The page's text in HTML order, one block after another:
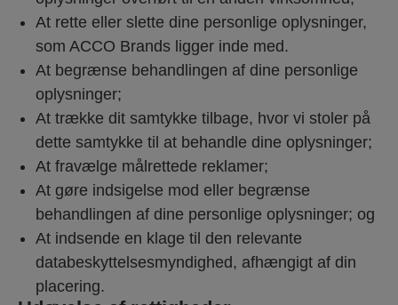
At rette eller slette dine personlige oplysninger,
som ACCO Brands ligger inde med.
At begrænse behandlingen af dine personlige
oplysninger;
At trække dit samtykke tilbage, hvor vi stoler på
dette samtykke til at behandle dine oplysninger;
At fravælge målrettede reklamer;
At gøre indsigelse mod eller begrænse
behandlingen af dine personlige oplysninger; og
At indsende en klage til den relevante
databeskyttelsesmyndighed, afhængigt af din
placering.